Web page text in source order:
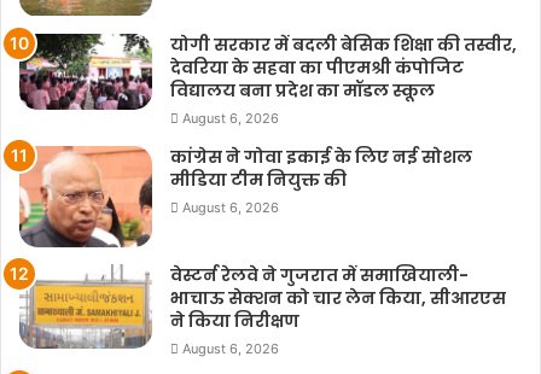
योगी सरकार में बदली बेसिक शिक्षा की तस्वीर,
देवरिया के सहवा का पीएमश्री कंपोजिट
विद्यालय बना प्रदेश का मॉडल स्कूल
August 6, 2026
कांग्रेस ने गोवा इकाई के लिए नई सोशल
मीडिया टीम नियुक्त की
August 6, 2026
वेस्टर्न रेलवे ने गुजरात में समाखियाली-
भाचाऊ सेक्शन को चार लेन किया, सीआरएस
ने किया निरीक्षण
August 6, 2026